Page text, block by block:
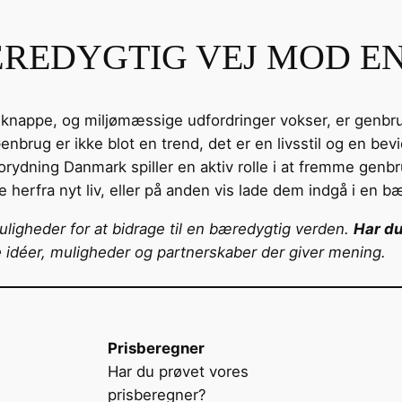
VEJ MOD
og miljømæssige udfordringer vokser, er
er ikke blot en trend, det er en livsstil og en
Danmark spiller en aktiv rolle i at fremme
herfra nyt liv, eller på anden vis lade dem indgå i en
for at bidrage til en bæredygtig verden. Har
muligheder og partnerskaber der giver mening.
Prisberegner
Har du prøvet vores
prisberegner?